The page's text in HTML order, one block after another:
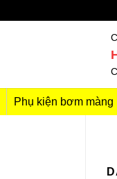
Phụ kiện bơm màng